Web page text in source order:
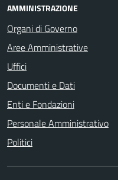
AMMINISTRAZIONE
Organi di Governo
Aree Amministrative
Uffici
Documenti e Dati
Enti e Fondazioni
Personale Amministrativo
Politici